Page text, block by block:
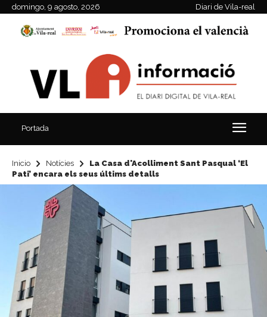
domingo, 9 agosto, 2026 Diari de Vila-real
Portada
Inicio Notícies
La Casa d'Acolliment Sant Pasqual ‘El
Pati’ encara els seus últims detalls